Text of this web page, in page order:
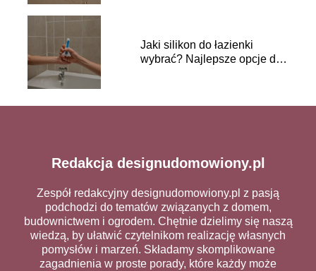
Jaki silikon do łazienki
wybrać? Najlepsze opcje do
Redakcja designudomowiony.pl
Zespół redakcyjny designudomowiony.pl z pasją
podchodzi do tematów związanych z domem,
budownictwem i ogrodem. Chętnie dzielimy się naszą
wiedzą, by ułatwić czytelnikom realizację własnych
pomysłów i marzeń. Składamy skomplikowane
zagadnienia w proste porady, które każdy może